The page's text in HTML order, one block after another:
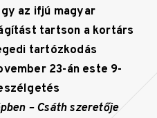
az ifjú magyar
tartson a kortárs
tartózkodás
23-án este 9-
– Csáth szeretője